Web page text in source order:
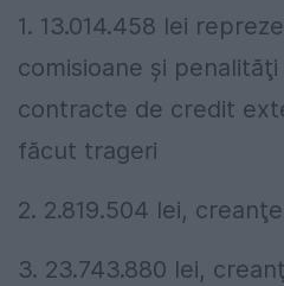
1. 13.014.458 lei
comisioane şi
contracte de credit
făcut trageri
2. 2.819.504 lei,
3. 23.743.880 lei,